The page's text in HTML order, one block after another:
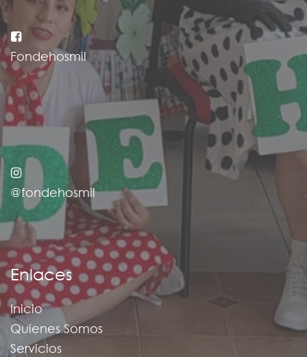
Fondehosmil
@fondehosmil
Enlaces
Inicio
Quienes Somos
Servicios